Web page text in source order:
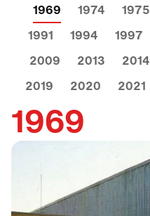
1969
1974 1975
1991
1994 1997
2009
2013 2014
2019
2020 2021
1969